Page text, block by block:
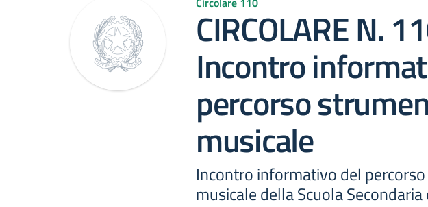
CIRCOLARE N.
Incontro
percorso
musicale
Incontro informativo del
musicale della Scuola Secondaria